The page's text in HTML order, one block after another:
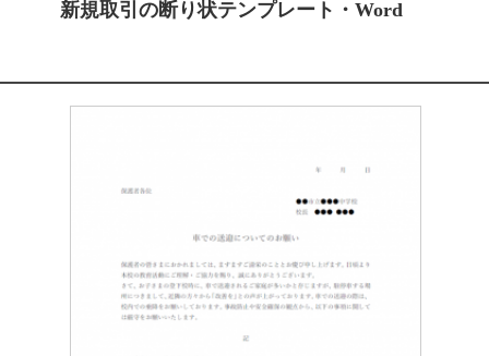
新規取引の断り状テンプレート・Word